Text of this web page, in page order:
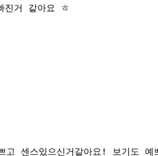
거 같아요 ㅎ
고 센스있으신거같아요! 보기도 예